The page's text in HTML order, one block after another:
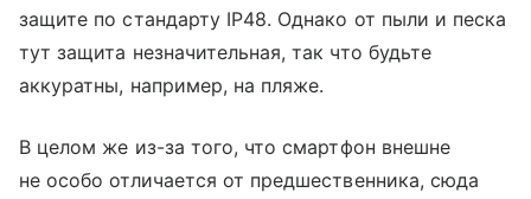
защите по стандарту IP48. Однако от пыли и песка
тут защита незначительная, так что будьте
аккуратны, например, на пляже.
В целом же из-за того, что смартфон внешне
не особо отличается от предшественника, сюда